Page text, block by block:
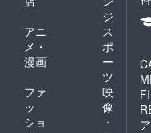
ジ
アニ
メ・
漫画
ス
ポ
ー
ツ
ファ
ッ
ショ
映
像
・
FI
ア